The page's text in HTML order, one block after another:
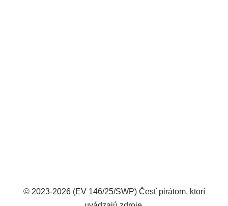
© 2023-2026 (EV 146/25/SWP) Česť pirátom, ktorí